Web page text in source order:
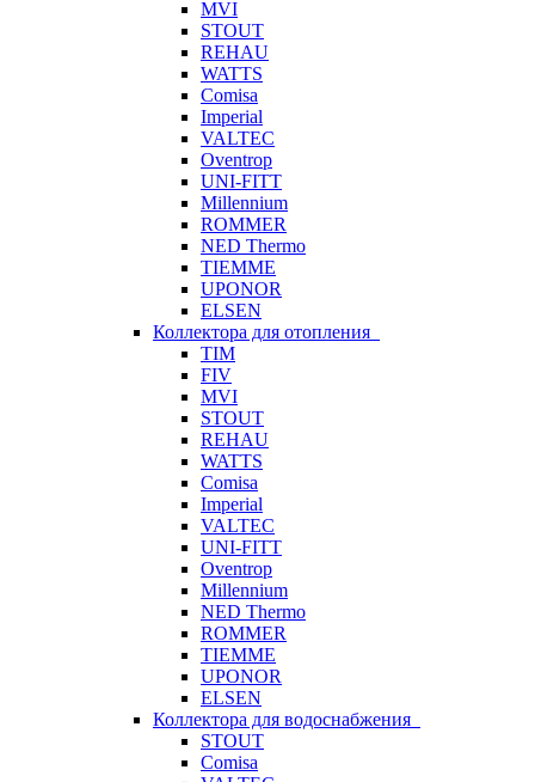
MVI
STOUT
REHAU
WATTS
Comisa
Imperial
VALTEC
Oventrop
UNI-FITT
Millennium
ROMMER
NED Thermo
TIEMME
UPONOR
ELSEN
Коллектора для отопления
TIM
FIV
MVI
STOUT
REHAU
WATTS
Comisa
Imperial
VALTEC
UNI-FITT
Oventrop
Millennium
NED Thermo
ROMMER
TIEMME
UPONOR
ELSEN
Коллектора для водоснабжения
STOUT
Comisa